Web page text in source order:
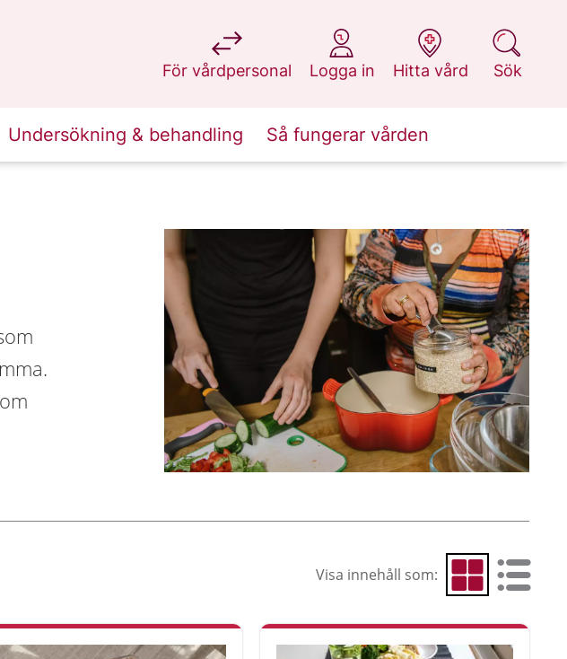
För vårdpersonal
på 1177.se
Logga in
på 1177.se
Hitta vård
på 1177.se
Sök
på 1177.se
Undersökning & behandling Så fungerar vården
Visa innehåll som: Visa som rutnät
Visa som